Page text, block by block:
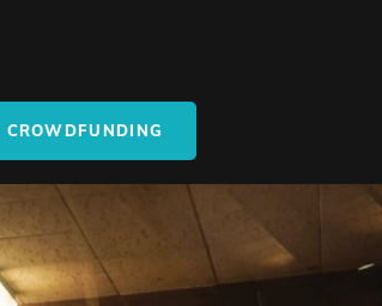
CROWDFUNDING